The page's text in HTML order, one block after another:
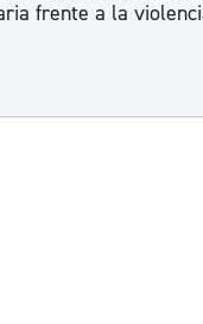
frente a la